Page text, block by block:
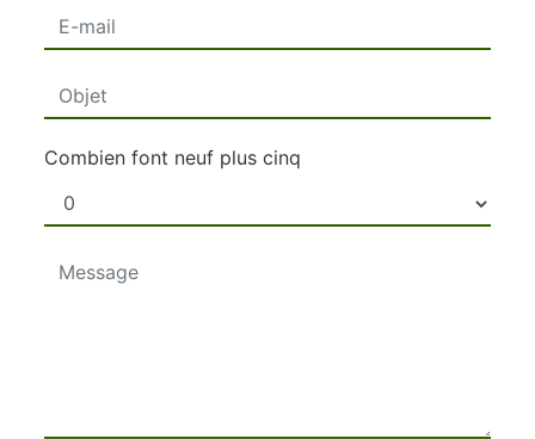
Combien font neuf plus cinq